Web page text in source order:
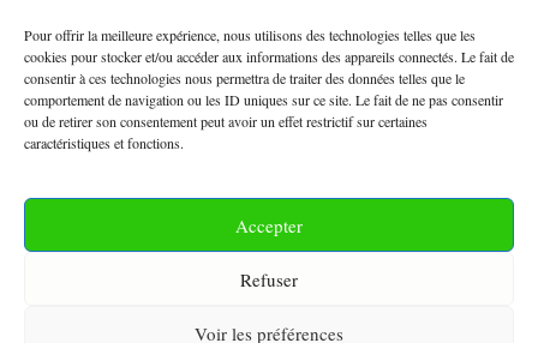
Pour offrir la meilleure expérience, nous utilisons des technologies telles que les
cookies pour stocker et/ou accéder aux informations des appareils connectés. Le fait de
consentir à ces technologies nous permettra de traiter des données telles que le
comportement de navigation ou les ID uniques sur ce site. Le fait de ne pas consentir
ou de retirer son consentement peut avoir un effet restrictif sur certaines
caractéristiques et fonctions.
Accepter
Refuser
Voir les préférences
Finaldées EURL
Siège social : 13 avenue Boudon, 75016, Paris
Nous contacter
Conditions Générales de Vente
Politique de Confidentialité